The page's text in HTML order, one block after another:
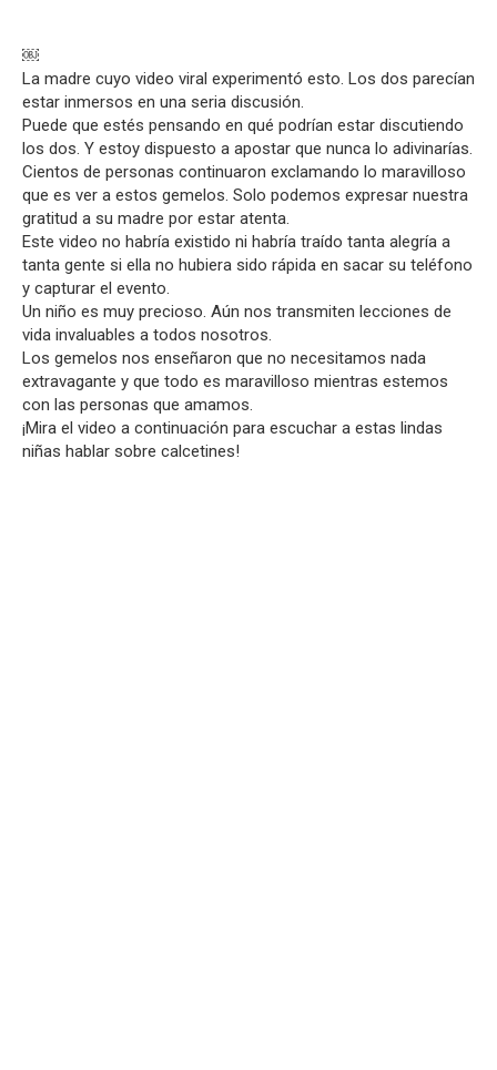
￼
La madre cuyo video viral experimentó esto. Los dos parecían
estar inmersos en una seria discusión.
Puede que estés pensando en qué podrían estar discutiendo
los dos. Y estoy dispuesto a apostar que nunca lo adivinarías.
Cientos de personas continuaron exclamando lo maravilloso
que es ver a estos gemelos. Solo podemos expresar nuestra
gratitud a su madre por estar atenta.
Este video no habría existido ni habría traído tanta alegría a
tanta gente si ella no hubiera sido rápida en sacar su teléfono
y capturar el evento.
Un niño es muy precioso. Aún nos transmiten lecciones de
vida invaluables a todos nosotros.
Los gemelos nos enseñaron que no necesitamos nada
extravagante y que todo es maravilloso mientras estemos
con las personas que amamos.
¡Mira el video a continuación para escuchar a estas lindas
niñas hablar sobre calcetines!